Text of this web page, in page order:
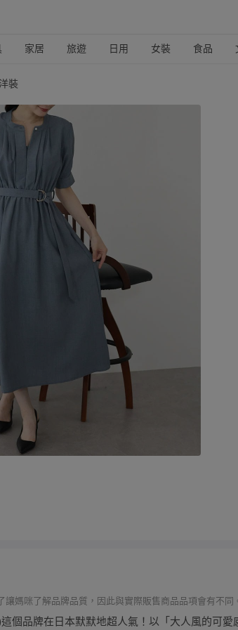
家居 旅遊 日用 女裝 食品
裝
媽咪了解品牌品質，因此與實際販售商品品項會有不同
個品牌在日本默默地超人氣！以「大人風的可愛